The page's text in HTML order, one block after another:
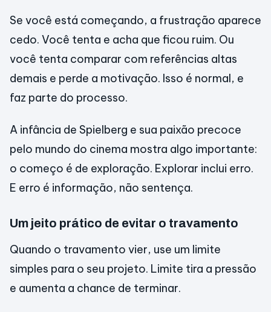
Se você está começando, a frustração aparece
cedo. Você tenta e acha que ficou ruim. Ou
você tenta comparar com referências altas
demais e perde a motivação. Isso é normal, e
faz parte do processo.
A infância de Spielberg e sua paixão precoce
pelo mundo do cinema mostra algo importante:
o começo é de exploração. Explorar inclui erro.
E erro é informação, não sentença.
Um jeito prático de evitar o travamento
Quando o travamento vier, use um limite
simples para o seu projeto. Limite tira a pressão
e aumenta a chance de terminar.